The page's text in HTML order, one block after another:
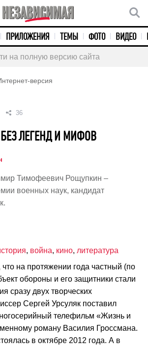
ПРИЛОЖЕНИЯ ТЕМЫ ФОТО ВИДЕО
на полную версию сайта
версия
36
ЛЕГЕНД И МИФОВ
Тимофеевич Рощупкин –
военных наук, кандидат
, война, кино, литература
что на протяжении года частный (по
обороны и его защитники стали
сразу двух творческих
Сергей Урсуляк поставил
телефильм «Жизнь и
роману Василия Гроссмана.
в октябре 2012 года. А в